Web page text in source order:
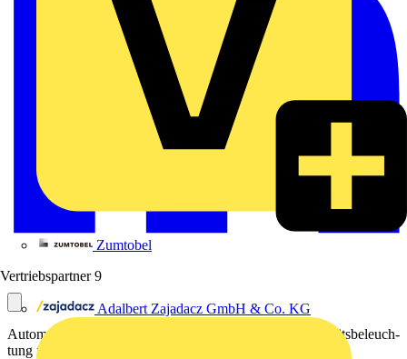
Zumtobel
Vertriebspartner 9
Adalbert Zajadacz GmbH & Co. KG
Automatische Prüfsysteme für batteriebetriebene Sicherheitsbeleuch-
tung für Rettungswege